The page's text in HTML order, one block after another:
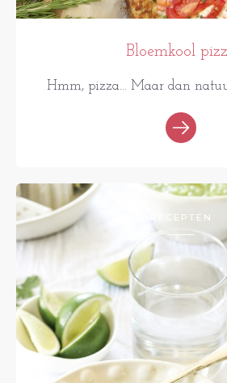
Bloemkool
Hmm, pizza... Maar dan
RECEPTEN